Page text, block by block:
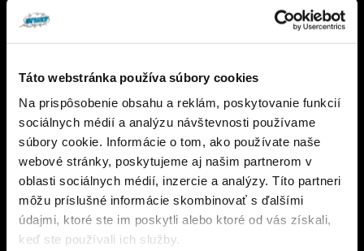
Táto webstránka používa súbory cookies
Na prispôsobenie obsahu a reklám, poskytovanie funkcií
sociálnych médií a analýzu návštevnosti používame
súbory cookie. Informácie o tom, ako používate naše
webové stránky, poskytujeme aj našim partnerom v
oblasti sociálnych médií, inzercie a analýzy. Títo partneri
môžu príslušné informácie skombinovať s ďalšími
údajmi, ktoré ste im poskytli alebo ktoré od vás získali,
keď ste používali ich služby.
Naše predajne
ZÁKAZNÍCKY SERVIS
Doprava a platba
Obchodné podmienky
Overenie veku
Musíte mať aspoň18rokov pre vstup.
ÁNO
NIE